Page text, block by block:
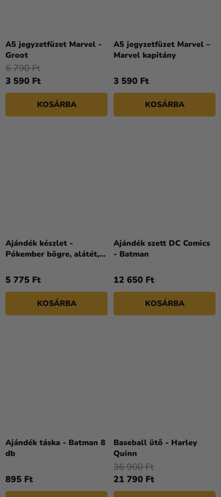
A5 jegyzetfüzet Marvel -
Groot
3 590 Ft
6 790 Ft
KOSÁRBA
A5 jegyzetfüzet Marvel –
Marvel kapitány
3 590 Ft
KOSÁRBA
Ajándék készlet -
Pókember bögre, alátét,
5 775 Ft
KOSÁRBA
Ajándék szett DC Comics
- Batman
12 650 Ft
KOSÁRBA
Ajándék táska - Batman 8
db
895 Ft
Baseball ütő - Harley
Quinn
21 790 Ft
36 900 Ft